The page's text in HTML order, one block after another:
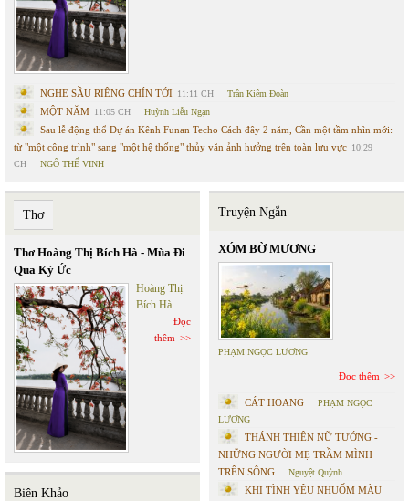
NGHE SẦU RIÊNG CHÍN TỚI 11:11 CH Trần Kiêm Đoàn
MỘT NĂM 11:05 CH Huỳnh Liễu Ngạn
Sau lễ động thổ Dự án Kênh Funan Techo Cách đây 2 năm, Cần một tầm nhìn mới:
từ "một công trình" sang "một hệ thống" thủy văn ảnh hưởng trên toàn lưu vực 10:29
CH
NGÔ THẾ VINH
Thơ
Thơ Hoàng Thị Bích Hà - Mùa Đi
Qua Ký Ức
Hoàng Thị
Bích Hà
Đọc
thêm
Biên Khảo
Truyện Ngắn
XÓM BỜ MƯƠNG
PHẠM NGỌC LƯƠNG
Đọc thêm
CÁT HOANG
PHẠM NGỌC
LƯƠNG
THÁNH THIÊN NỮ TƯỚNG -
NHỮNG NGƯỜI MẸ TRẦM MÌNH
TRÊN SÔNG
Nguyệt Quỳnh
KHI TÌNH YÊU NHUỐM MÀU